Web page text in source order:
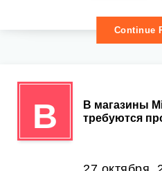
Continue
В
В магазины
требуются